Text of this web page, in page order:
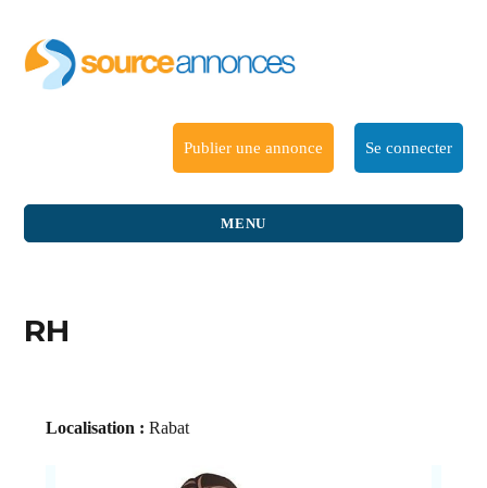
Publier une annonce Se connecter
MENU
RH
Localisation : Rabat